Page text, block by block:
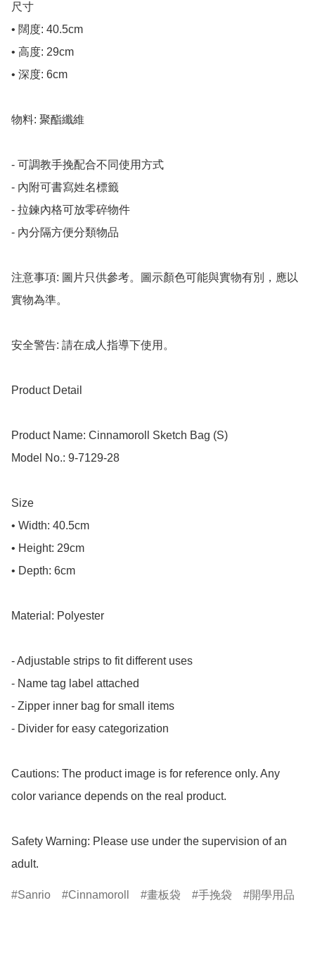
尺寸
• 闊度: 40.5cm
• 高度: 29cm
• 深度: 6cm
物料: 聚酯纖維
- 可調教手挽配合不同使用方式
- 內附可書寫姓名標籤
- 拉鍊內格可放零碎物件
- 內分隔方便分類物品
注意事項: 圖片只供參考。圖示顏色可能與實物有別，應以
實物為準。
安全警告: 請在成人指導下使用。
Product Detail
Product Name: Cinnamoroll Sketch Bag (S)
Model No.: 9-7129-28
Size
• Width: 40.5cm
• Height: 29cm
• Depth: 6cm
Material: Polyester
- Adjustable strips to fit different uses
- Name tag label attached
- Zipper inner bag for small items
- Divider for easy categorization
Cautions: The product image is for reference only. Any
color variance depends on the real product.
Safety Warning: Please use under the supervision of an
adult.
Sanrio Cinnamoroll 畫板袋 手挽袋 開學用品